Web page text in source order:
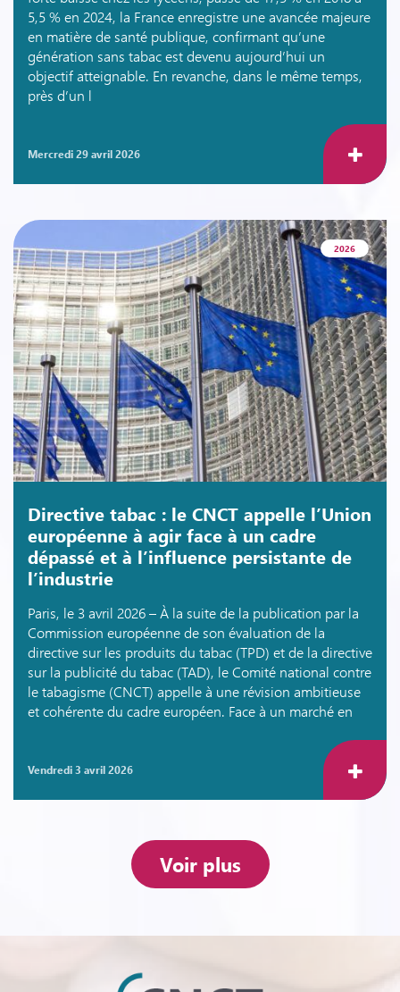
5,5 % en 2024, la France enregistre une avancée majeure
en matière de santé publique, confirmant qu’une
génération sans tabac est devenu aujourd’hui un
objectif atteignable. En revanche, dans le même temps,
près d’un l
mercredi 29 avril 2026
2026
Directive tabac : le CNCT appelle l’Union
européenne à agir face à un cadre
dépassé et à l’influence persistante de
l’industrie
Paris, le 3 avril 2026 – À la suite de la publication par la
Commission européenne de son évaluation de la
directive sur les produits du tabac (TPD) et de la directive
sur la publicité du tabac (TAD), le Comité national contre
le tabagisme (CNCT) appelle à une révision ambitieuse
et cohérente du cadre européen. Face à un marché en
vendredi 3 avril 2026
Voir plus